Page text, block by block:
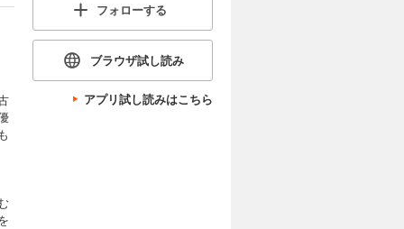
フォローする
ブラウザ試し読み
アプリ試し読みはこちら